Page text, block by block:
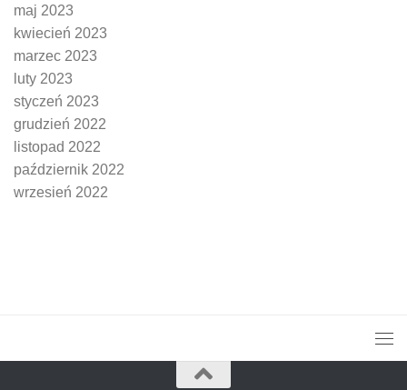
maj 2023
kwiecień 2023
marzec 2023
luty 2023
styczeń 2023
grudzień 2022
listopad 2022
październik 2022
wrzesień 2022